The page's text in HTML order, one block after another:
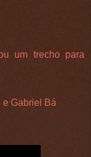
um trecho para
e Gabriel Bá